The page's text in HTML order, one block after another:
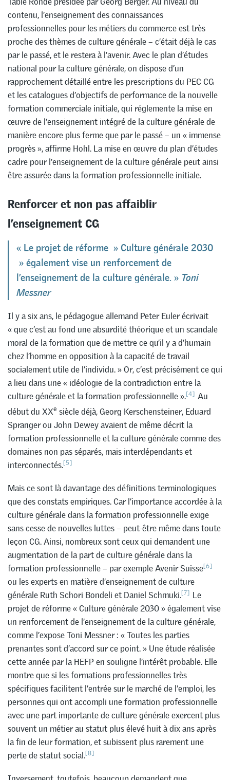
contenu, l’enseignement des connaissances
professionnelles pour les métiers du commerce est très
proche des thèmes de culture générale – c’était déjà le cas
par le passé, et le restera à l’avenir. Avec le plan d’études
national pour la culture générale, on dispose d’un
rapprochement détaillé entre les prescriptions du PEC CG
et les catalogues d’objectifs de performance de la nouvelle
formation commerciale initiale, qui réglemente la mise en
œuvre de l’enseignement intégré de la culture générale de
manière encore plus ferme que par le passé – un « immense
progrès », affirme Hohl. La mise en œuvre du plan d’études
cadre pour l’enseignement de la culture générale peut ainsi
être assurée dans la formation professionnelle initiale.
Renforcer et non pas affaiblir
l’enseignement CG
« Le projet de réforme » Culture générale 2030
» également vise un renforcement de
l’enseignement de la culture générale. » Toni
Messner
Il y a six ans, le pédagogue allemand Peter Euler écrivait
« que c’est au fond une absurdité théorique et un scandale
moral de la formation que de mettre ce qu’il y a d’humain
chez l’homme en opposition à la capacité de travail
socialement utile de l’individu. » Or, c’est précisément ce qui
a lieu dans une « idéologie de la contradiction entre la
culture générale et la formation professionnelle ».[4] Au
début du XXe siècle déjà, Georg Kerschensteiner, Eduard
Spranger ou John Dewey avaient de même décrit la
formation professionnelle et la culture générale comme des
domaines non pas séparés, mais interdépendants et
interconnectés.[5]
Mais ce sont là davantage des définitions terminologiques
que des constats empiriques. Car l’importance accordée à la
culture générale dans la formation professionnelle exige
sans cesse de nouvelles luttes – peut-être même dans toute
leçon CG. Ainsi, nombreux sont ceux qui demandent une
augmentation de la part de culture générale dans la
formation professionnelle – par exemple Avenir Suisse[6]
ou les experts en matière d’enseignement de culture
générale Ruth Schori Bondeli et Daniel Schmuki.[7] Le
projet de réforme « Culture générale 2030 » également vise
un renforcement de l’enseignement de la culture générale,
comme l’expose Toni Messner : « Toutes les parties
prenantes sont d’accord sur ce point. » Une étude réalisée
cette année par la HEFP en souligne l’intérêt probable. Elle
montre que si les formations professionnelles très
spécifiques facilitent l’entrée sur le marché de l’emploi, les
personnes qui ont accompli une formation professionnelle
avec une part importante de culture générale exercent plus
souvent un métier au statut plus élevé huit à dix ans après
la fin de leur formation, et subissent plus rarement une
perte de statut social.[8]